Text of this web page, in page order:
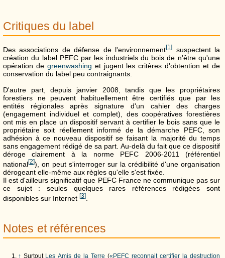
Critiques du label
Des associations de défense de l'environnement[1]
suspectent la
création du label PEFC par les industriels du bois de n'être qu'une
opération de greenwashing et jugent les critères d'obtention et de
conservation du label peu contraignants.
D'autre part, depuis janvier 2008, tandis que les propriétaires
forestiers ne peuvent habituellement être certifiés que par les
entités régionales après signature d'un cahier des charges
(engagement individuel et complet), des coopératives forestières
ont mis en place un dispositif servant à certifier le bois sans que le
propriétaire soit réellement informé de la démarche PEFC, son
adhésion à ce nouveau dispositif se faisant la majorité du temps
sans engagement rédigé de sa part. Au-delà du fait que ce dispositif
déroge clairement à la norme PEFC 2006-2011 (référentiel
national[2]), on peut s'interroger sur la crédibilité d'une organisation
dérogeant elle-même aux règles qu'elle s'est fixée.
Il est d'ailleurs significatif que PEFC France ne communique pas sur
ce sujet : seules quelques rares références rédigées sont
disponibles sur Internet [3]
Notes et références
↑ Surtout Les Amis de la Terre («PEFC reconnait certifier la destruction